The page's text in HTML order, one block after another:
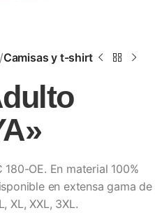
Camisas y t-shirt
OE. En material 100%
en extensa gama de
XL, XXL, 3XL.